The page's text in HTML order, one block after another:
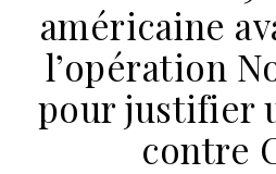
américaine
l’opération
pour justifier
contre